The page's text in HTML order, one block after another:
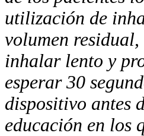
utilización de
volumen
inhalar lento y
esperar 30
dispositivo antes
educación en los